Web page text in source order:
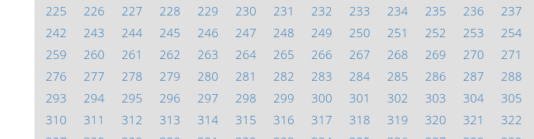
225
226 227 228 229 230 231 232 233 234 235 236 237
242
243 244 245 246 247 248 249 250 251 252 253 254
259
260 261 262 263 264 265 266 267 268 269 270 271
276
277 278 279 280 281 282 283 284 285 286 287 288
293
294 295 296 297 298 299 300 301 302 303 304 305
310
311 312 313 314 315 316 317 318 319 320 321 322